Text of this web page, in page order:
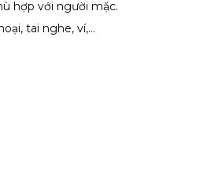
hợp với người mặc.
tai nghe, ví,…